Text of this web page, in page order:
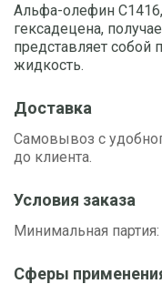
Альфа-олефин
гексадецена,
представляет
жидкость.
Доставка
Самовывоз с
до клиента.
Условия заказа
Минимальная партия:
Сферы